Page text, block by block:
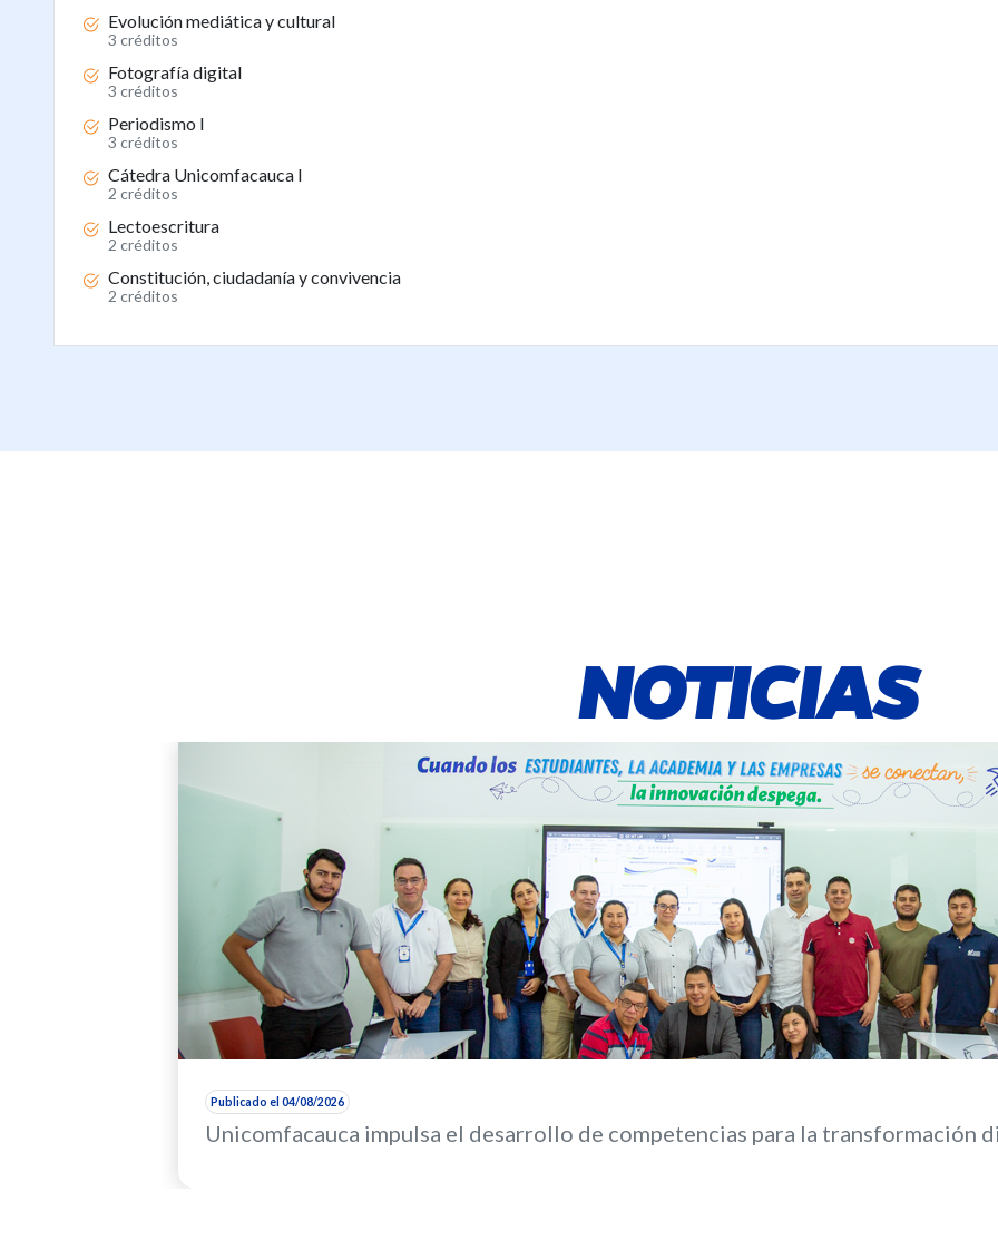
Evolución mediática y cultural
3 créditos
Fotografía digital
3 créditos
Periodismo I
3 créditos
Cátedra Unicomfacauca I
2 créditos
Lectoescritura
2 créditos
Constitución, ciudadanía y convivencia
2 créditos
NOTICIAS
Publicado el 04/08/2026
Unicomfacauca impulsa el desarrollo de competencias para la transformación